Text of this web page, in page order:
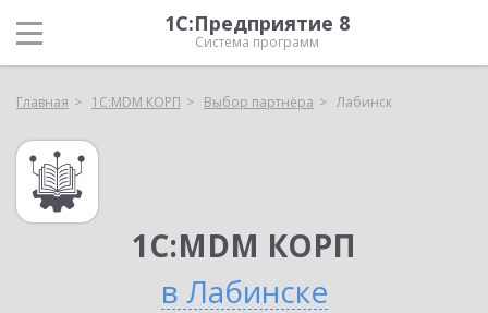
1С:Предприятие 8
Система программ
Главная 1С:MDM КОРП Выбор партнёра Лабинск
1С:MDM КОРП
в Лабинске